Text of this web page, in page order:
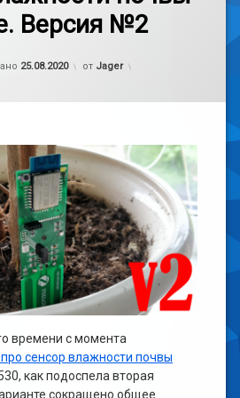
Версия №2
25.08.2020
Обновлено на
от Jager
времени с момента
про сенсор влажности почвы
как подоспела вторая
сокращено общее